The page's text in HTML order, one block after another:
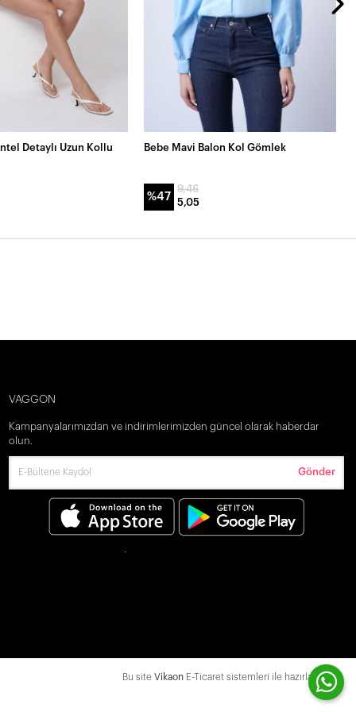
Detaylı Uzun Kollu Bebe Mavi Balon Kol Gömlek
%47
9,46
5,05
VAGGON
Kampanyalarımızdan ve indirimlerimizden güncel olarak haberdar
olun.
Gönder
Bu site Vikaon E-Ticaret sistemleri ile hazırlanmıştır.